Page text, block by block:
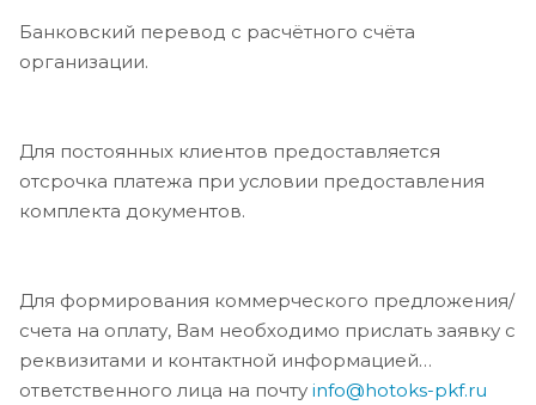
Банковский перевод с расчётного счёта
организации.
Для постоянных клиентов предоставляется
отсрочка платежа при условии предоставления
комплекта документов.
Для формирования коммерческого предложения/
счета на оплату, Вам необходимо прислать заявку с
реквизитами и контактной информацией
ответственного лица на почту info@hotoks-pkf.ru